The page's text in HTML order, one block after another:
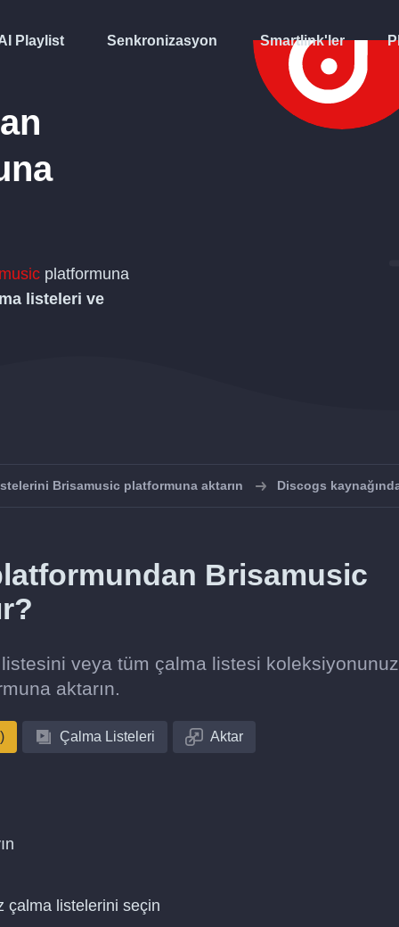
Playlist Senkronizasyon Smartlink'ler
platformuna
listeleri ve
Brisamusic platformuna aktarın Discogs
Brisamusic
veya tüm çalma listesi
aktarın.
Çalma Listeleri Aktar
çalma listelerini seçin